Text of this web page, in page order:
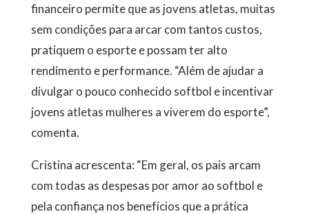
financeiro permite que as jovens atletas, muitas
sem condições para arcar com tantos custos,
pratiquem o esporte e possam ter alto
rendimento e performance. “Além de ajudar a
divulgar o pouco conhecido softbol e incentivar
jovens atletas mulheres a viverem do esporte”,
comenta.
Cristina acrescenta: “Em geral, os pais arcam
com todas as despesas por amor ao softbol e
pela confiança nos benefícios que a prática